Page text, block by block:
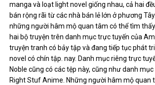
manga và loạt light novel giống nhau, cả hai
bán rộng rãi từ các nhà bán lẻ lớn ở phương
những người hâm mộ quan tâm có thể tìm
hai bộ truyện trên danh mục trực tuyến của
truyện tranh có bảy tập và đang tiếp tục phát
novel có chín tập. nay. Danh mục riêng trực
Noble cũng có các tệp này, cũng như danh
Right Stuf Anime. Những người hâm mộ quan